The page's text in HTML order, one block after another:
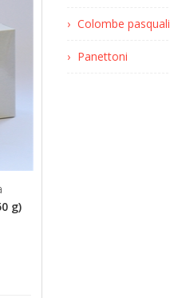
g)
Colombe pasquali
Panettoni